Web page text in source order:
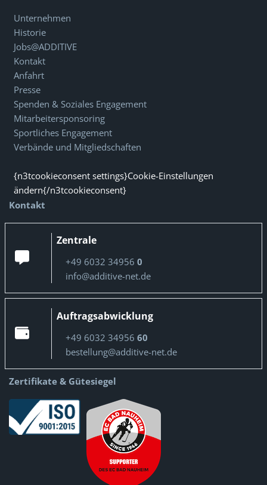
Unternehmen
Historie
Jobs@ADDITIVE
Kontakt
Anfahrt
Presse
Spenden & Soziales Engagement
Mitarbeitersponsoring
Sportliches Engagement
Verbände und Mitgliedschaften
{n3tcookieconsent settings}Cookie-Einstellungen
ändern{/n3tcookieconsent}
Kontakt
Zentrale
+49 6032 34956 0
info@additive-net.de
Auftragsabwicklung
+49 6032 34956 60
bestellung@additive-net.de
Zertifikate & Gütesiegel